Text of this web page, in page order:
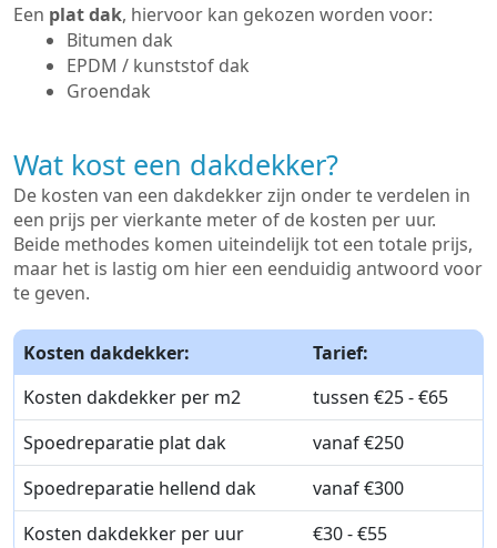
Een plat dak, hiervoor kan gekozen worden voor:
Bitumen dak
EPDM / kunststof dak
Groendak
Wat kost een dakdekker?
De kosten van een dakdekker zijn onder te verdelen in
een prijs per vierkante meter of de kosten per uur.
Beide methodes komen uiteindelijk tot een totale prijs,
maar het is lastig om hier een eenduidig antwoord voor
te geven.
Kosten dakdekker:
Tarief:
Kosten dakdekker per m2
tussen €25 - €65
Spoedreparatie plat dak
vanaf €250
Spoedreparatie hellend dak
vanaf €300
Kosten dakdekker per uur
€30 - €55